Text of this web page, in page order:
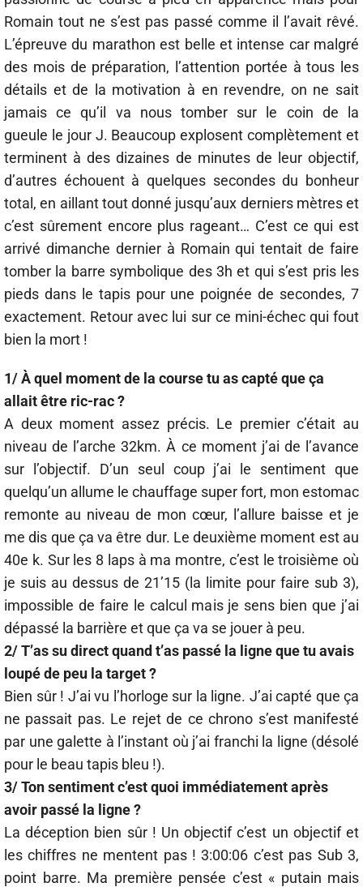
Romain tout ne s’est pas passé comme il l’avait rêvé.
L’épreuve du marathon est belle et intense car malgré
des mois de préparation, l’attention portée à tous les
détails et de la motivation à en revendre, on ne sait
jamais ce qu’il va nous tomber sur le coin de la
gueule le jour J. Beaucoup explosent complètement et
terminent à des dizaines de minutes de leur objectif,
d’autres échouent à quelques secondes du bonheur
total, en aillant tout donné jusqu’aux derniers mètres et
c’est sûrement encore plus rageant… C’est ce qui est
arrivé dimanche dernier à Romain qui tentait de faire
tomber la barre symbolique des 3h et qui s’est pris les
pieds dans le tapis pour une poignée de secondes, 7
exactement. Retour avec lui sur ce mini-échec qui fout
bien la mort !
1/ À quel moment de la course tu as capté que ça
allait être ric-rac ?
A deux moment assez précis. Le premier c’était au
niveau de l’arche 32km. À ce moment j’ai de l’avance
sur l’objectif. D’un seul coup j’ai le sentiment que
quelqu’un allume le chauffage super fort, mon estomac
remonte au niveau de mon cœur, l’allure baisse et je
me dis que ça va être dur. Le deuxième moment est au
40e k. Sur les 8 laps à ma montre, c’est le troisième où
je suis au dessus de 21’15 (la limite pour faire sub 3),
impossible de faire le calcul mais je sens bien que j’ai
dépassé la barrière et que ça va se jouer à peu.
2/ T’as su direct quand t’as passé la ligne que tu avais
loupé de peu la target ?
Bien sûr ! J’ai vu l’horloge sur la ligne. J’ai capté que ça
ne passait pas. Le rejet de ce chrono s’est manifesté
par une galette à l’instant où j’ai franchi la ligne (désolé
pour le beau tapis bleu !).
3/ Ton sentiment c’est quoi immédiatement après
avoir passé la ligne ?
La déception bien sûr ! Un objectif c’est un objectif et
les chiffres ne mentent pas ! 3:00:06 c’est pas Sub 3,
point barre. Ma première pensée c’est « putain mais